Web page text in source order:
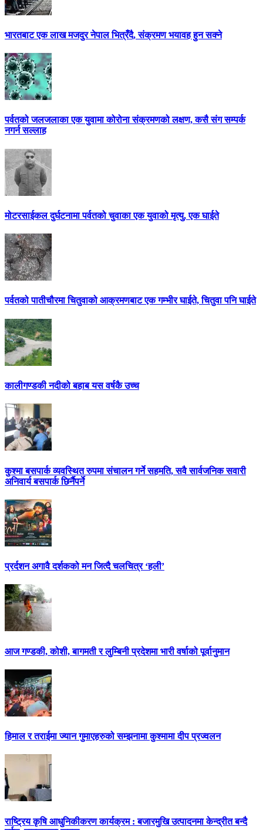
भारतबाट एक लाख मजदुर नेपाल भित्रँदै, संक्रमण भयावह हुन सक्ने
पर्वतको जलजलाका एक युवामा कोरोना संक्रमणको लक्षण, कसै संग सम्पर्क
नगर्न सल्लाह
मोटरसाईकल दुर्घटनामा पर्वतको चुवाका एक युवाको मृत्यु, एक घाईते
पर्वतको पातीचौरमा चितुवाको आक्रमणबाट एक गम्भीर घाईते, चितुवा पनि घाईते
कालीगण्डकी नदीको बहाब यस वर्षकै उच्च
कुश्मा बसपार्क व्यवस्थित रुपमा संचालन गर्ने सहमति, सवै सार्वजनिक सवारी
अनिवार्य बसपार्क छिर्नैपर्ने
प्रर्दशन अगावै दर्शकको मन जित्दै चलचित्र ‘हली’
आज गण्डकी, कोशी, बागमती र लुम्बिनी प्रदेशमा भारी वर्षाको पूर्वानुमान
हिमाल र तराईमा ज्यान गुमाएहरुको सम्झनामा कुश्मामा दीप प्रज्वलन
राष्ट्रिय कृषि आधुनिकीकरण कार्यक्रम : बजारमुखि उत्पादनमा केन्द्रीत बन्दै